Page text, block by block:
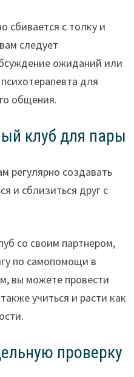
сбивается с толку и
следует
ожиданий или
для
общения.
клуб для пары
регулярно создавать
и сблизиться друг с
со своим партнером,
по самопомощи в
вы можете провести
учиться и расти как
проверку